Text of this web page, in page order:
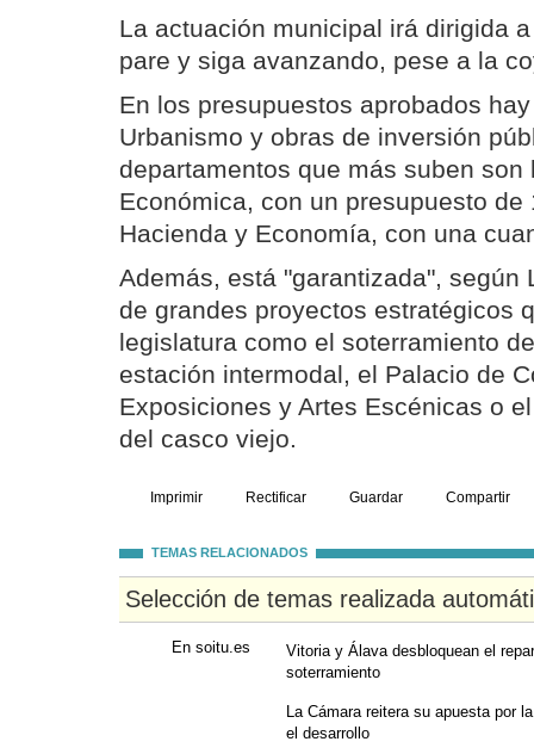
La actuación municipal irá dirigida
pare y siga avanzando, pese a la
En los presupuestos aprobados
Urbanismo y obras de inversión
departamentos que más suben son
Económica, con un presupuesto
Hacienda y Economía, con una
Además, está "garantizada", según
de grandes proyectos estratégicos
legislatura como el soterramiento
estación intermodal, el Palacio de
Exposiciones y Artes Escénicas o
del casco viejo.
Imprimir Rectificar Guardar Compartir
TEMAS RELACIONADOS
Selección de temas realizada
En soitu.es
Vitoria y Álava desbloquean el
soterramiento
La Cámara reitera su apuesta por
el desarrollo